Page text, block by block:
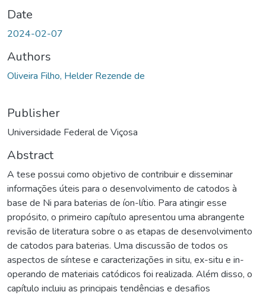
Date
2024-02-07
Authors
Oliveira Filho, Helder Rezende de
Publisher
Universidade Federal de Viçosa
Abstract
A tese possui como objetivo de contribuir e disseminar
informações úteis para o desenvolvimento de catodos à
base de Ni para baterias de íon-lítio. Para atingir esse
propósito, o primeiro capítulo apresentou uma abrangente
revisão de literatura sobre o as etapas de desenvolvimento
de catodos para baterias. Uma discussão de todos os
aspectos de síntese e caracterizações in situ, ex-situ e in-
operando de materiais catódicos foi realizada. Além disso, o
capítulo incluiu as principais tendências e desafios